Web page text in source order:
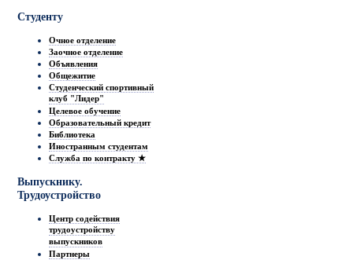
Студенту
Очное отделение
Заочное отделение
Объявления
Общежитие
Студенческий спортивный
клуб "Лидер"
Целевое обучение
Образовательный кредит
Библиотека
Иностранным студентам
Служба по контракту ★
Выпускнику.
Трудоустройство
Центр содействия
трудоустройству
выпускников
Партнеры